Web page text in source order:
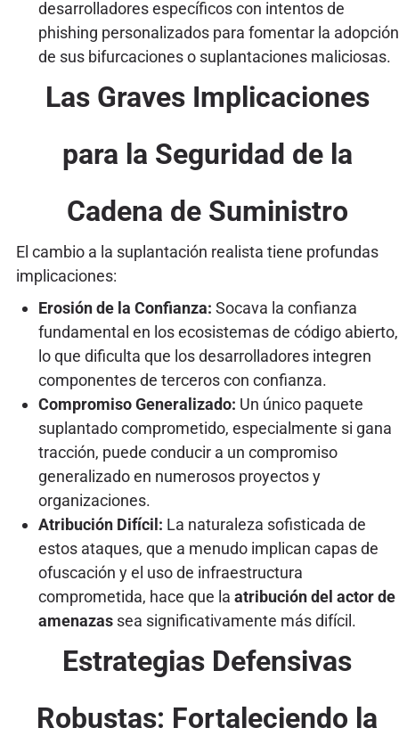
desarrolladores específicos con intentos de
phishing personalizados para fomentar la adopción
de sus bifurcaciones o suplantaciones maliciosas.
Las Graves Implicaciones
para la Seguridad de la
Cadena de Suministro
El cambio a la suplantación realista tiene profundas
implicaciones:
Erosión de la Confianza: Socava la confianza
fundamental en los ecosistemas de código abierto,
lo que dificulta que los desarrolladores integren
componentes de terceros con confianza.
Compromiso Generalizado: Un único paquete
suplantado comprometido, especialmente si gana
tracción, puede conducir a un compromiso
generalizado en numerosos proyectos y
organizaciones.
Atribución Difícil: La naturaleza sofisticada de
estos ataques, que a menudo implican capas de
ofuscación y el uso de infraestructura
comprometida, hace que la atribución del actor de
amenazassea significativamente más difícil.
Estrategias Defensivas
Robustas: Fortaleciendo la